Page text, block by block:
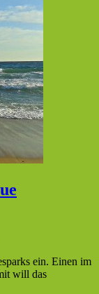
ein. Einen im
will das